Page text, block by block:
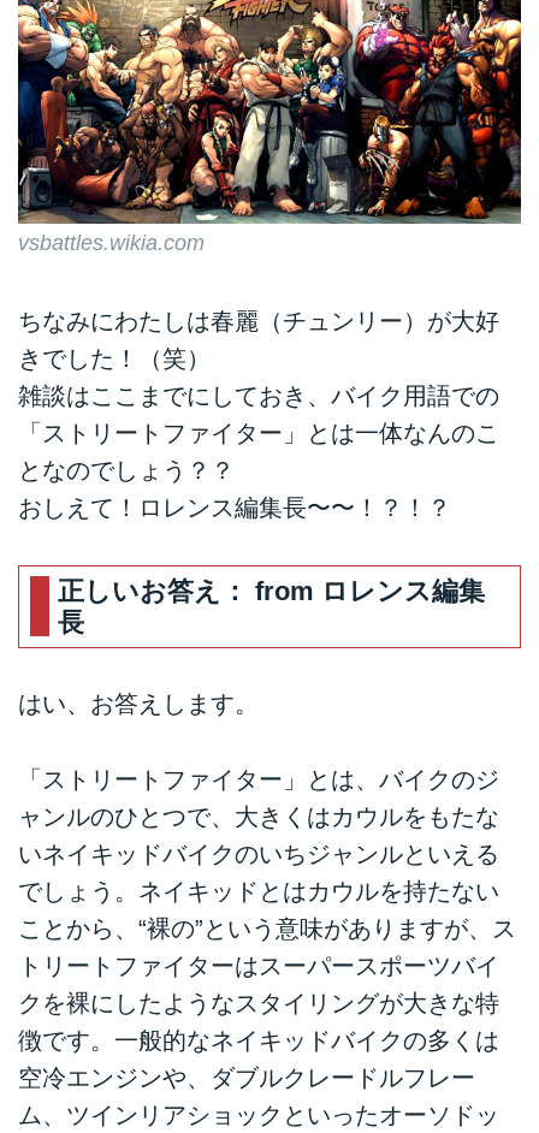
vsbattles.wikia.com
ちなみにわたしは春麗（チュンリー）が大好
きでした！（笑）
雑談はここまでにしておき、バイク用語での
「ストリートファイター」とは一体なんのこ
となのでしょう？？
おしえて！ロレンス編集長〜〜！？！？
正しいお答え： from ロレンス編集
長
はい、お答えします。
「ストリートファイター」とは、バイクのジ
ャンルのひとつで、大きくはカウルをもたな
いネイキッドバイクのいちジャンルといえる
でしょう。ネイキッドとはカウルを持たない
ことから、“裸の”という意味がありますが、ス
トリートファイターはスーパースポーツバイ
クを裸にしたようなスタイリングが大きな特
徴です。一般的なネイキッドバイクの多くは
空冷エンジンや、ダブルクレードルフレー
ム、ツインリアショックといったオーソドッ